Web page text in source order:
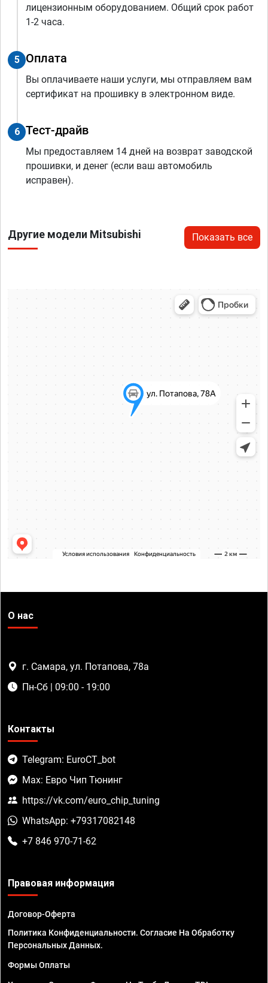
лицензионным оборудованием. Общий срок работ
1-2 часа.
5 Оплата
Вы оплачиваете наши услуги, мы отправляем вам
сертификат на прошивку в электронном виде.
6 Тест-драйв
Мы предоставляем 14 дней на возврат заводской
прошивки, и денег (если ваш автомобиль
исправен).
Другие модели Mitsubishi Показать все
О нас
г. Самара, ул. Потапова, 78а
Пн-Сб | 09:00 - 19:00
Контакты
Telegram: EuroCT_bot
Max: Евро Чип Тюнинг
https://vk.com/euro_chip_tuning
WhatsApp: +79317082148
+7 846 970-71-62
Правовая информация
Договор-Оферта
Политика Конфиденциальности. Согласие На Обработку
Персональных Данных.
Формы Оплаты